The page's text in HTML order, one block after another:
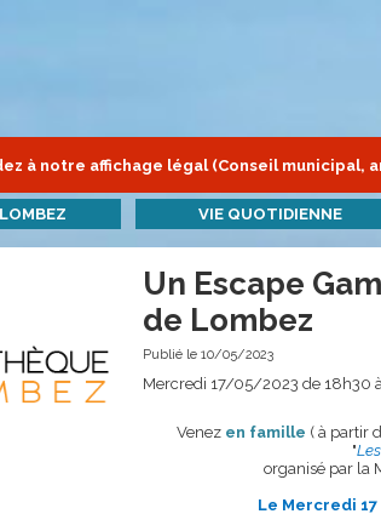
à notre affichage légal (Conseil municipal,
LOMBEZ VIE QUOTIDIENNE
Un Escape
de Lombez
Publié le 10/05/2023
Mercredi 17/05/2023 de 18h30
Venez en famille ( à partir
"
organisé par la
Le Mercredi